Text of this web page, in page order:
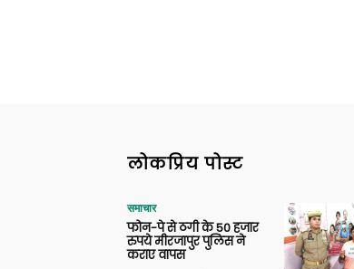
लोकप्रिय पोस्ट
समाचार
फोन-पे से ठगी के 50 हजार
रुपये मीरजापुर पुलिस ने
कराए वापस